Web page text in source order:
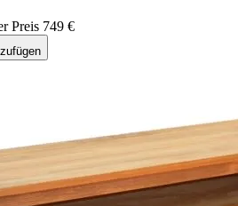
Preis 749 €